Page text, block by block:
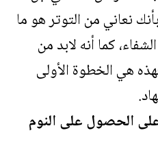
نعاني من التوتر هو ما
كما أنه لابد من
هي الخطوة الأولى
الحصول على النوم